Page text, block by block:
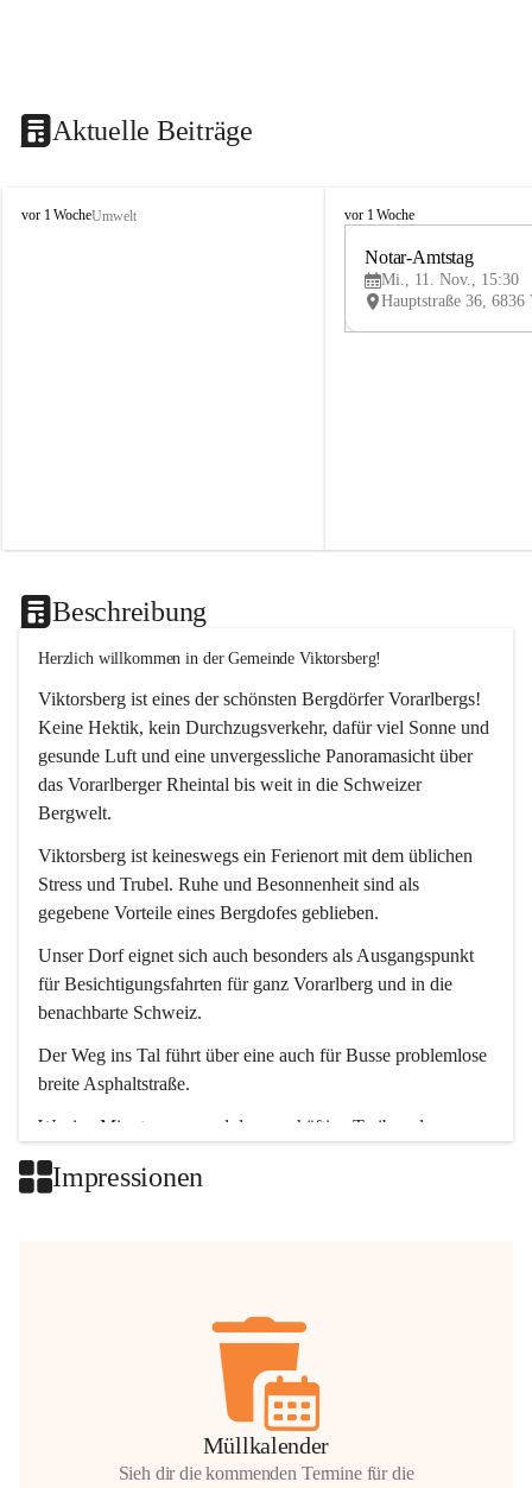
Aktuelle Beiträge
V
vor 1 WocheUmwelt
V
vor 1 Woche
Notar-Amtstag
Mi., 11. Nov., 15:30
Beschreibung
Herzlich willkommen in der Gemeinde Viktorsberg!
Viktorsberg ist eines der schönsten Bergdörfer Vorarlbergs!
Keine Hektik, kein Durchzugsverkehr, dafür viel Sonne und
gesunde Luft und eine unvergessliche Panoramasicht über
das Vorarlberger Rheintal bis weit in die Schweizer
Bergwelt.
Viktorsberg ist keineswegs ein Ferienort mit dem üblichen
Stress und Trubel. Ruhe und Besonnenheit sind als
gegebene Vorteile eines Bergdofes geblieben.
Unser Dorf eignet sich auch besonders als Ausgangspunkt
für Besichtigungsfahrten für ganz Vorarlberg und in die
benachbarte Schweiz.
Der Weg ins Tal führt über eine auch für Busse problemlose
breite Asphaltstraße.
Wenige Minuten nur, und das geschäftige Treiben der
Impressionen
Müllkalender
Sieh dir die kommenden Termine für die